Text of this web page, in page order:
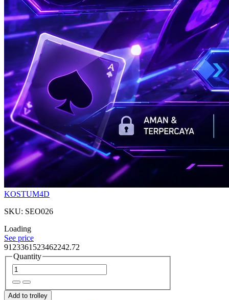
KOSTUM4D
SKU: SEO026
Loading
See price
9123361523462242.72
Quantity
Add to trolley